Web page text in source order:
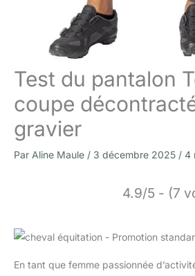
Test du pantalon
coupe
gravier
Par Aline Maule / 3 décembre 2025 / 4
4.9/5 - (7
En tant que femme passionnée